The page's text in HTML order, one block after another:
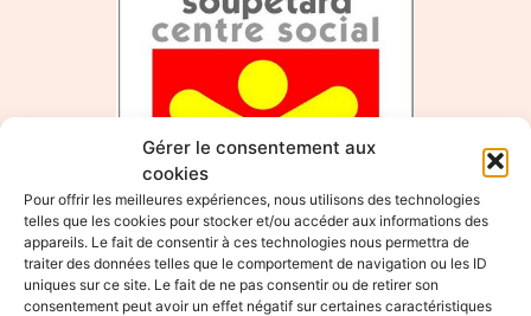
Gérer le consentement aux
cookies
Pour offrir les meilleures expériences, nous utilisons des technologies
telles que les cookies pour stocker et/ou accéder aux informations des
appareils. Le fait de consentir à ces technologies nous permettra de
traiter des données telles que le comportement de navigation ou les ID
uniques sur ce site. Le fait de ne pas consentir ou de retirer son
consentement peut avoir un effet négatif sur certaines caractéristiques